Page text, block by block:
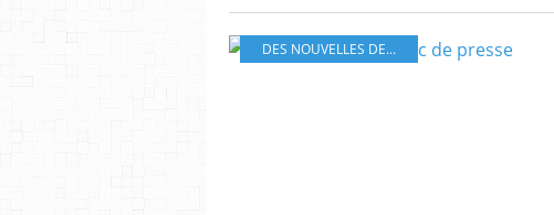
DES NOUVELLES DE...